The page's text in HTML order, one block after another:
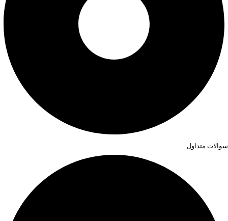
سوالات متداول